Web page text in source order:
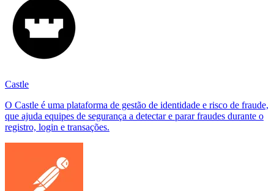
Castle
O Castle é uma plataforma de gestão de identidade e risco de fraude,
que ajuda equipes de segurança a detectar e parar fraudes durante o
registro, login e transações.